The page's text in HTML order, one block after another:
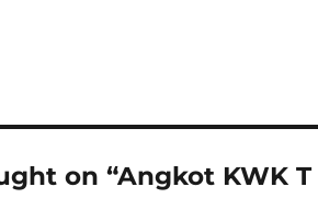
on “Angkot KWK